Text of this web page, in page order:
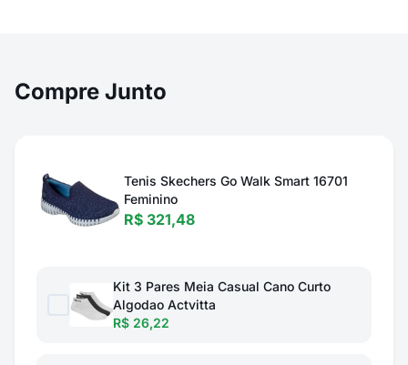
Compre Junto
Tenis Skechers Go Walk Smart 16701
Feminino
R$ 321,48
Kit 3 Pares Meia Casual Cano Curto
Algodao Actvitta
R$ 26,22